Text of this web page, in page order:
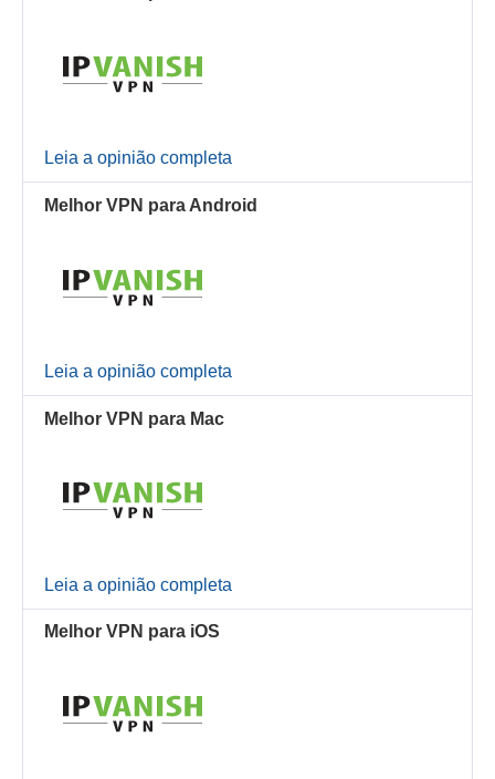
Leia a opinião completa
Melhor VPN para Android
Leia a opinião completa
Melhor VPN para Mac
Leia a opinião completa
Melhor VPN para iOS